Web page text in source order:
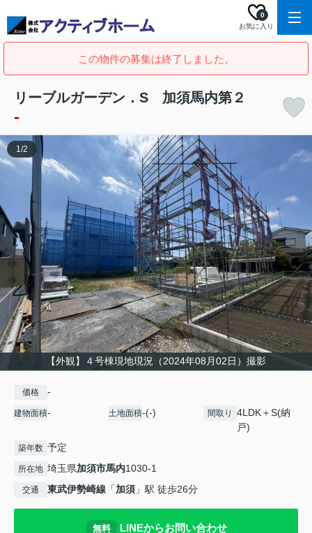
お気に入り
0
この物件の募集は終了しました。
リーブルガーデン．S 加須馬内第２
-
【外観】４号棟現地現況（2024年08月02日）撮影
1/2
価格 -
建物面積- 土地面積-(-) 間取り
4LDK＋S(納
戸)
築年数 予定
所在地 埼玉県加須市馬内1030-1
交通 東武伊勢崎線 「加須 」駅 徒歩26分
無料 LINEからお問い合わせ